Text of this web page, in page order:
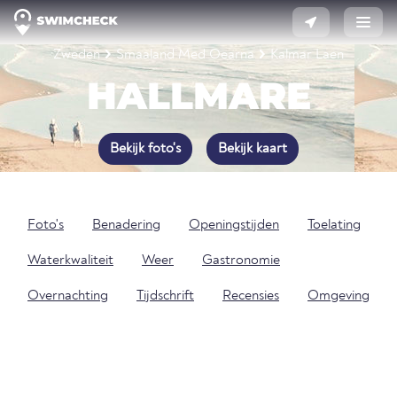
Zweden Smaaland Med Oearna Kalmar Laen
HALLMARE
Bekijk foto's Bekijk kaart
Foto's Benadering Openingstijden Toelating
Waterkwaliteit Weer Gastronomie
Overnachting Tijdschrift Recensies Omgeving